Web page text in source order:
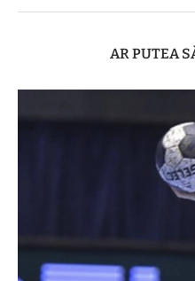
AR PUTEA